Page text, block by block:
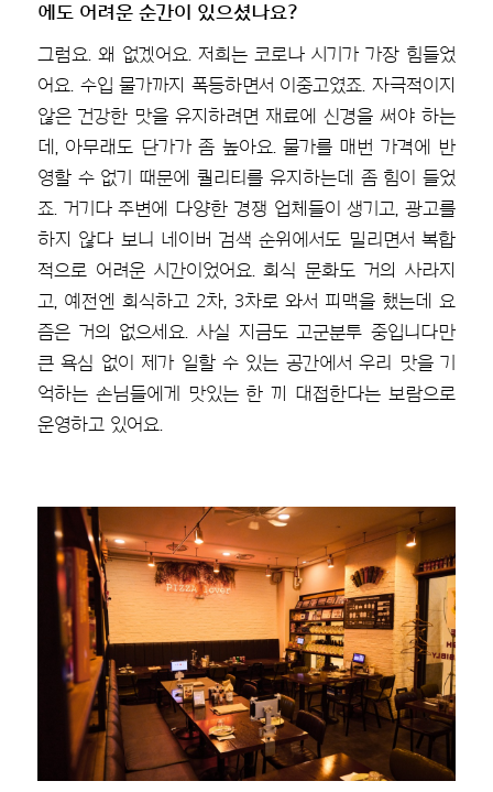
에도 어려운 순간이 있으셨나요?
그럼요. 왜 없겠어요. 저희는 코로나 시기가 가장 힘들었
어요. 수입 물가까지 폭등하면서 이중고였죠. 자극적이지
않은 건강한 맛을 유지하려면 재료에 신경을 써야 하는
데, 아무래도 단가가 좀 높아요. 물가를 매번 가격에 반
영할 수 없기 때문에 퀄리티를 유지하는데 좀 힘이 들었
죠. 거기다 주변에 다양한 경쟁 업체들이 생기고, 광고를
하지 않다 보니 네이버 검색 순위에서도 밀리면서 복합
적으로 어려운 시간이었어요. 회식 문화도 거의 사라지
고, 예전엔 회식하고 2차, 3차로 와서 피맥을 했는데 요
즘은 거의 없으세요. 사실 지금도 고군분투 중입니다만
큰 욕심 없이 제가 일할 수 있는 공간에서 우리 맛을 기
억하는 손님들에게 맛있는 한 끼 대접한다는 보람으로
운영하고 있어요.